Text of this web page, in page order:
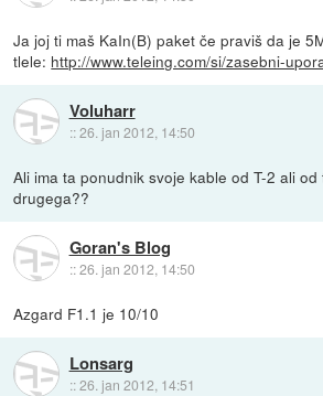
Ja joj ti maš KaIn(B) paket če praviš da je
tlele: http://www.teleing.com/si/zasebni-
Voluharr
::26. jan 2012, 14:50
Ali ima ta ponudnik svoje kable od T-2 ali
drugega??
Goran's Blog
::26. jan 2012, 14:50
Azgard F1.1 je 10/10
Lonsarg
::26. jan 2012, 14:51